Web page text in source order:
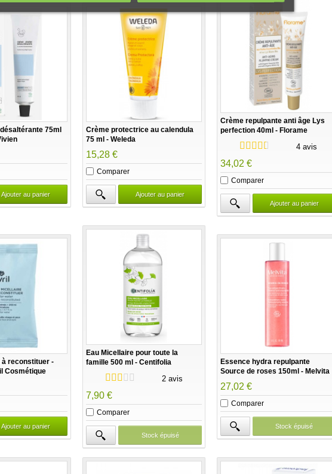
75ml
Ajouter au panier
Crème protectrice au calendula
75 ml - Weleda
15,28 €
Comparer
Ajouter au panier
Crème repulpante anti âge Lys
perfection 40ml - Florame
4 avis
34,02 €
Comparer
Ajouter au panier
reconstituer -
Cosmétique
Ajouter au panier
Eau Micellaire pour toute la
famille 500 ml - Centifolia
2 avis
7,90 €
Comparer
Stock épuisé
Essence hydra repulpante
Source de roses 150ml - Melvita
27,02 €
Comparer
Stock épuisé